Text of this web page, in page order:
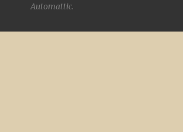
Automattic.